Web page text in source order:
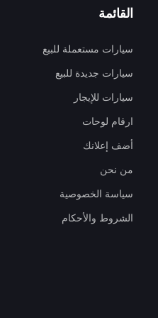
القائمة
سيارات مستعملة للبيع
سيارات جديدة للبيع
سيارات للإيجار
ارقام لوحات
أضف إعلانك
من نحن
سياسة الخصوصية
الشروط والأحكام